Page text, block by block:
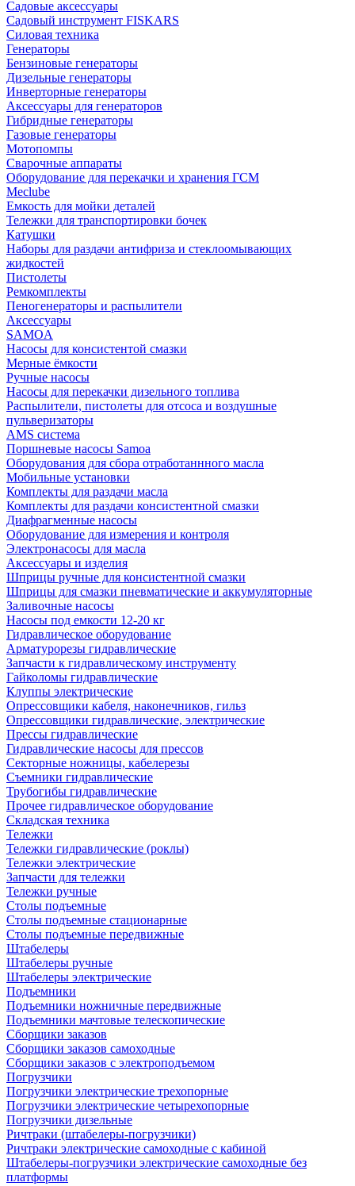
Садовые аксессуары
Садовый инструмент FISKARS
Силовая техника
Генераторы
Бензиновые генераторы
Дизельные генераторы
Инверторные генераторы
Аксессуары для генераторов
Гибридные генераторы
Газовые генераторы
Мотопомпы
Сварочные аппараты
Оборудование для перекачки и хранения ГСМ
Meclube
Емкость для мойки деталей
Тележки для транспортировки бочек
Катушки
Наборы для раздачи антифриза и стеклоомывающих
жидкостей
Пистолеты
Ремкомплекты
Пеногенераторы и распылители
Аксессуары
SAMOA
Насосы для консистентой смазки
Мерные ёмкости
Ручные насосы
Насосы для перекачки дизельного топлива
Распылители, пистолеты для отсоса и воздушные
пульверизаторы
AMS система
Поршневые насосы Samoa
Оборудования для сбора отработаннного масла
Мобильные установки
Комплекты для раздачи масла
Комплекты для раздачи консистентной смазки
Диафрагменные насосы
Оборудование для измерения и контроля
Электронасосы для масла
Аксессуары и изделия
Шприцы ручные для консистентной смазки
Шприцы для смазки пневматические и аккумуляторные
Заливочные насосы
Насосы под емкости 12-20 кг
Гидравлическое оборудование
Арматурорезы гидравлические
Запчасти к гидравлическому инструменту
Гайколомы гидравлические
Клуппы электрические
Опрессовщики кабеля, наконечников, гильз
Опрессовщики гидравлические, электрические
Прессы гидравлические
Гидравлические насосы для прессов
Секторные ножницы, кабелерезы
Съемники гидравлические
Трубогибы гидравлические
Прочее гидравлическое оборудование
Складская техника
Тележки
Тележки гидравлические (роклы)
Тележки электрические
Запчасти для тележки
Тележки ручные
Столы подъемные
Столы подъемные стационарные
Столы подъемные передвижные
Штабелеры
Штабелеры ручные
Штабелеры электрические
Подъемники
Подъемники ножничные передвижные
Подъемники мачтовые телескопические
Сборщики заказов
Сборщики заказов самоходные
Сборщики заказов с электроподъемом
Погрузчики
Погрузчики электрические трехопорные
Погрузчики электрические четырехопорные
Погрузчики дизельные
Ричтраки (штабелеры-погрузчики)
Ричтраки электрические самоходные с кабиной
Штабелеры-погрузчики электрические самоходные без
платформы